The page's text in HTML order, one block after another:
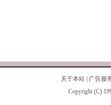
关于本站
广告服
Copyright (C)